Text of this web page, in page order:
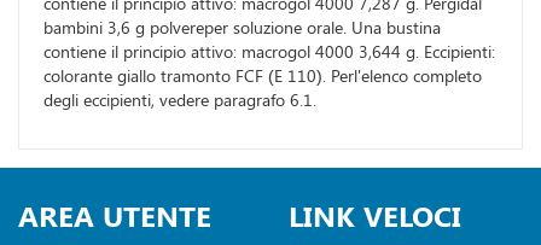
bambini 3,6 g polvereper soluzione orale. Una bustina
contiene il principio attivo: macrogol 4000 3,644 g. Eccipienti:
colorante giallo tramonto FCF (E 110). Perl'elenco completo
degli eccipienti, vedere paragrafo 6.1.
AREA UTENTE LINK VELOCI